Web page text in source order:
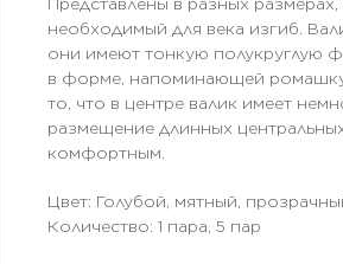
Представлены в разных
необходимый для века изгиб.
они имеют тонкую полукруглую
в форме, напоминающей
то, что в центре валик имеет
размещение длинных
комфортным.
Цвет: Голубой, мятный,
Количество: 1 пара, 5 пар